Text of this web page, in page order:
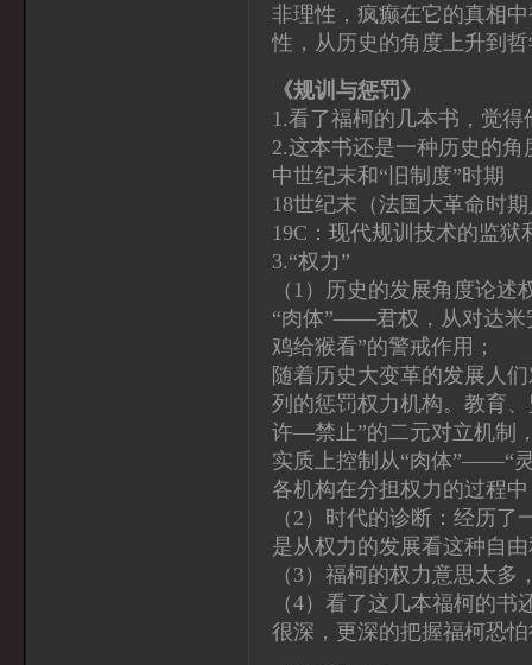
非理性，疯癫在它的真相
性，从历史的角度上升到
《规训与惩罚》
1.看了福柯的几本书，觉
2.这本书还是一种历史的
中世纪末和“旧制度”时
18世纪末（法国大革命时
19C：现代规训技术的监
3.“权力”
（1）历史的发展角度论述
“肉体”——君权，从对达米
鸡给猴看”的警戒作用；
随着历史大变革的发展人
列的惩罚权力机构。教育
许—禁止”的二元对立机制
实质上控制从“肉体”——“
各机构在分担权力的过程
（2）时代的诊断：经历
是从权力的发展看这种自
（3）福柯的权力意思太
（4）看了这几本福柯的
很深，更深的把握福柯恐